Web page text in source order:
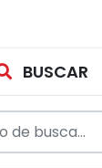
BUSCAR